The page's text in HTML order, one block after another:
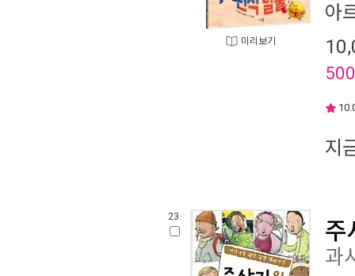
미리보기
아
500
지
23.
주
과